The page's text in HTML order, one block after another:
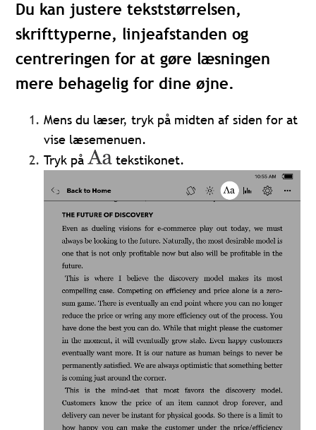
Du kan justere tekststørrelsen,
skrifttyperne, linjeafstanden og
centreringen for at gøre læsningen
mere behagelig for dine øjne.
Mens du læser, tryk på midten af siden for at
vise læsemenuen.
Tryk på
tekstikonet.